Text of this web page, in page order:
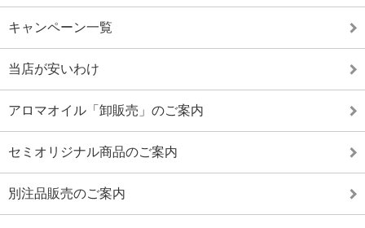
キャンペーン一覧
当店が安いわけ
アロマオイル「卸販売」のご案内
セミオリジナル商品のご案内
別注品販売のご案内